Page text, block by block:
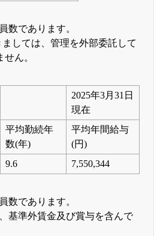
数であります。
しては、管理を外部委託して
ん。
2025年3月31日
現在
平均勤続年
数(年)
平均年間給与
(円)
9.6 7,550,344
数であります。
基準外賃金及び賞与を含んで